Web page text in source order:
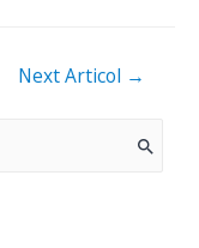
Next Articol →